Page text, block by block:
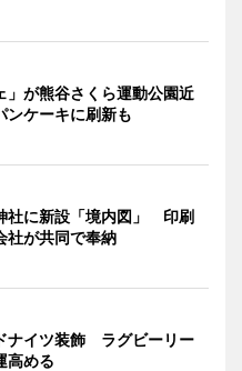
」が熊谷さくら運動公園近
ケーキに刷新も
社に新設「境内図」 印刷
社が共同で奉納
ナイツ装飾 ラグビーリー
高める